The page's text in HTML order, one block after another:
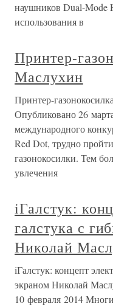
наушников Dual-Mode
использования в
Принтер-
Маслухин
Принтер-
Опубликовано 26
международного
Red Dot, трудно
газонокосилки. Тем
увлечения
iГалстук:
галстука с
Николай
iГалстук: концепт
экраном Николай
10 февраля 2014